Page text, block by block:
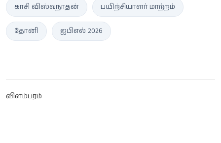
காசி விஸ்வநாதன் பயிற்சியாளர் மாற்றம்
தோனி ஐபிஎல் 2026
விளம்பரம்